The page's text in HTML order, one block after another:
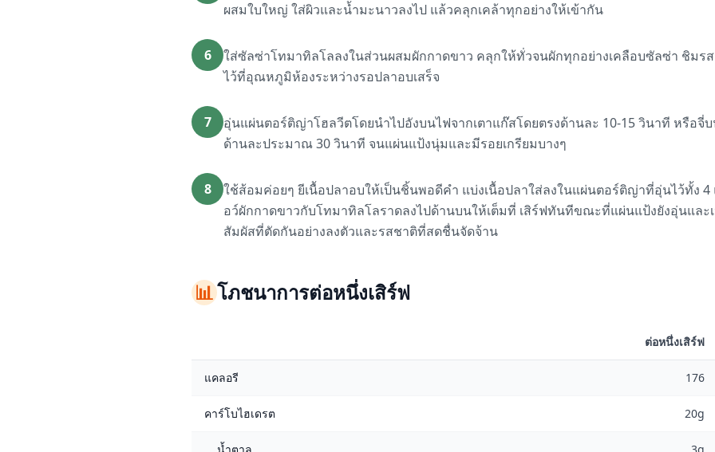
ผสมใบใหญ่ ใส่ผิวและน้ำมะนาวลงไป แล้วคลุกเคล้าทุกอย่างให้เข้ากัน
6
ใส่ซัลซ่าโทมาทิลโลลงในส่วนผสมผักกาดขาว คลุกให้ทั่วจนผักทุกอย่างเคลือบซัลซ่า ชิมร
ไว้ที่อุณหภูมิห้องระหว่างรอปลาอบเสร็จ
7
อุ่นแผ่นตอร์ติญ่าโฮลวีตโดยนำไปอังบนไฟจากเตาแก๊สโดยตรงด้านละ 10-15 วินาที หรือจี่
ด้านละประมาณ 30 วินาที จนแผ่นแป้งนุ่มและมีรอยเกรียมบางๆ
8
ใช้ส้อมค่อยๆ ยีเนื้อปลาอบให้เป็นชิ้นพอดีคำ แบ่งเนื้อปลาใส่ลงในแผ่นตอร์ติญ่าที่อุ่นไว้ทั้ง
อว์ผักกาดขาวกับโทมาทิลโลราดลงไปด้านบนให้เต็มที่ เสิร์ฟทันทีขณะที่แผ่นแป้งยังอุ่นและ
สัมผัสที่ตัดกันอย่างลงตัวและรสชาติที่สดชื่นจัดจ้าน
📊โภชนาการต่อหนึ่งเสิร์ฟ
ต่อหนึ่งเสิร์ฟ
แคลอรี 176
คาร์โบไฮเดรต 20g